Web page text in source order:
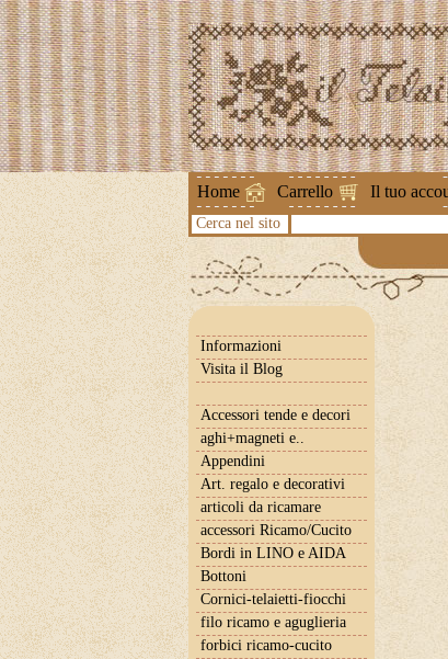
Home Carrello Il tuo
Cerca nel sito
Informazioni
Visita il Blog
Accessori tende e decori
aghi+magneti e..
Appendini
Art. regalo e decorativi
articoli da ricamare
accessori Ricamo/Cucito
Bordi in LINO e AIDA
Bottoni
Cornici-telaietti-fiocchi
filo ricamo e aguglieria
forbici ricamo-cucito